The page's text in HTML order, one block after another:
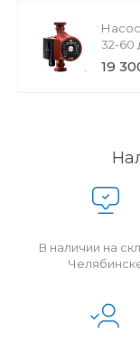
32-60
19
В наличии на